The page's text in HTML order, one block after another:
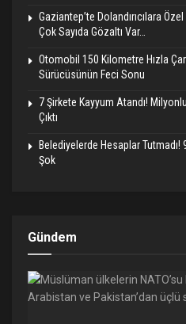
Gaziantep’te Dolandırıcılara
Çok Sayıda Gözaltı Var…
Otomobil 150 Kilometre Hızla
Sürücüsünün Feci Sonu
7 Şirkete Kayyum Atandı!
Çıktı
Belediyelerde Hesaplar Tutmadı!
Şok
Gündem